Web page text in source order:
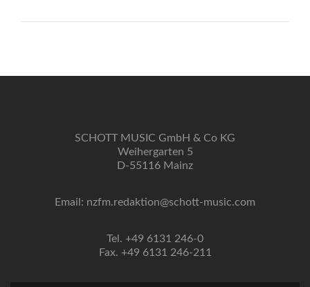
SCHOTT MUSIC GmbH & Co KG
Weihergarten 5
D-55116 Mainz
Email: nzfm.redaktion@schott-music.com
Tel. +49 6131 246-0
Fax. +49 6131 246-211